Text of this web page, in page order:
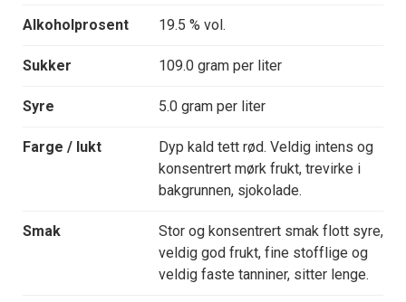
Alkoholprosent 19.5 % vol.
Sukker 109.0 gram per liter
Syre 5.0 gram per liter
Farge / lukt
Dyp kald tett rød. Veldig intens og
konsentrert mørk frukt, trevirke i
bakgrunnen, sjokolade.
Smak
Stor og konsentrert smak flott syre,
veldig god frukt, fine stofflige og
veldig faste tanniner, sitter lenge.